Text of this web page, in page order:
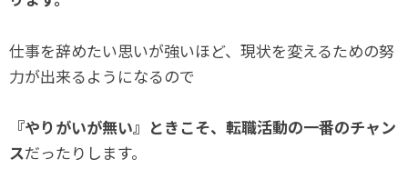
仕事を辞めたい思いが強いほど、現状を変えるための努
力が出来るようになるので
『やりがいが無い』ときこそ、転職活動の一番のチャン
スだったりします。